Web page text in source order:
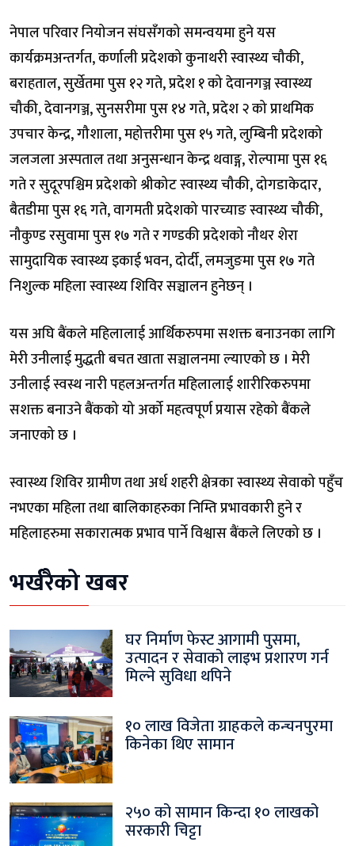
नेपाल परिवार नियोजन संघसँगको समन्वयमा हुने यस
कार्यक्रमअन्तर्गत, कर्णाली प्रदेशको कुनाथरी स्वास्थ्य चौकी,
बराहताल, सुर्खेतमा पुस १२ गते, प्रदेश १ को देवानगञ्ज स्वास्थ्य
चौकी, देवानगञ्ज, सुनसरीमा पुस १४ गते, प्रदेश २ को प्राथमिक
उपचार केन्द्र, गौशाला, महोत्तरीमा पुस १५ गते, लुम्बिनी प्रदेशको
जलजला अस्पताल तथा अनुसन्धान केन्द्र थवाङ्ग, रोल्पामा पुस १६
गते र सुदूरपश्चिम प्रदेशको श्रीकोट स्वास्थ्य चौकी, दोगडाकेदार,
बैतडीमा पुस १६ गते, वागमती प्रदेशको पारच्याङ स्वास्थ्य चौकी,
नौकुण्ड रसुवामा पुस १७ गते र गण्डकी प्रदेशको नौथर शेरा
सामुदायिक स्वास्थ्य इकाई भवन, दोर्दी, लमजुङमा पुस १७ गते
निशुल्क महिला स्वास्थ्य शिविर सञ्चालन हुनेछन् ।
यस अघि बैंकले महिलालाई आर्थिकरुपमा सशक्त बनाउनका लागि
मेरी उनीलाई मुद्धती बचत खाता सञ्चालनमा ल्याएको छ । मेरी
उनीलाई स्वस्थ नारी पहलअन्तर्गत महिलालाई शारीरिकरुपमा
सशक्त बनाउने बैंकको यो अर्को महत्वपूर्ण प्रयास रहेको बैंकले
जनाएको छ ।
स्वास्थ्य शिविर ग्रामीण तथा अर्ध शहरी क्षेत्रका स्वास्थ्य सेवाको पहुँच
नभएका महिला तथा बालिकाहरुका निम्ति प्रभावकारी हुने र
महिलाहरुमा सकारात्मक प्रभाव पार्ने विश्वास बैंकले लिएको छ ।
भर्खरैको खबर
घर निर्माण फेस्ट आगामी पुसमा,
उत्पादन र सेवाको लाइभ प्रशारण गर्न
मिल्ने सुविधा थपिने
१० लाख विजेता ग्राहकले कन्चनपुरमा
किनेका थिए सामान
२५० को सामान किन्दा १० लाखको
सरकारी चिट्टा